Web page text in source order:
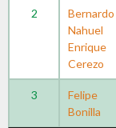
2
Bernardo
Nahuel
Enrique
Cerezo
3
Felipe
Bonilla